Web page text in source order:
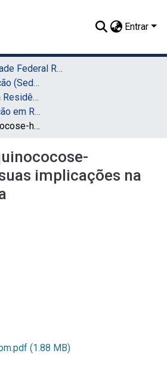
Entrar
01. Universidade Federal Rural de Pernambuco - UFRPE (Sede)
01.2 - Especialização (Sede)
Especialização em Residência Veterinária (Sede)
TCR - Especialização em Residência Veterinária (Sede)
Complexo equinococose-hidatidose e suas implicações na saúde pública
implicações na
(1.88 MB)